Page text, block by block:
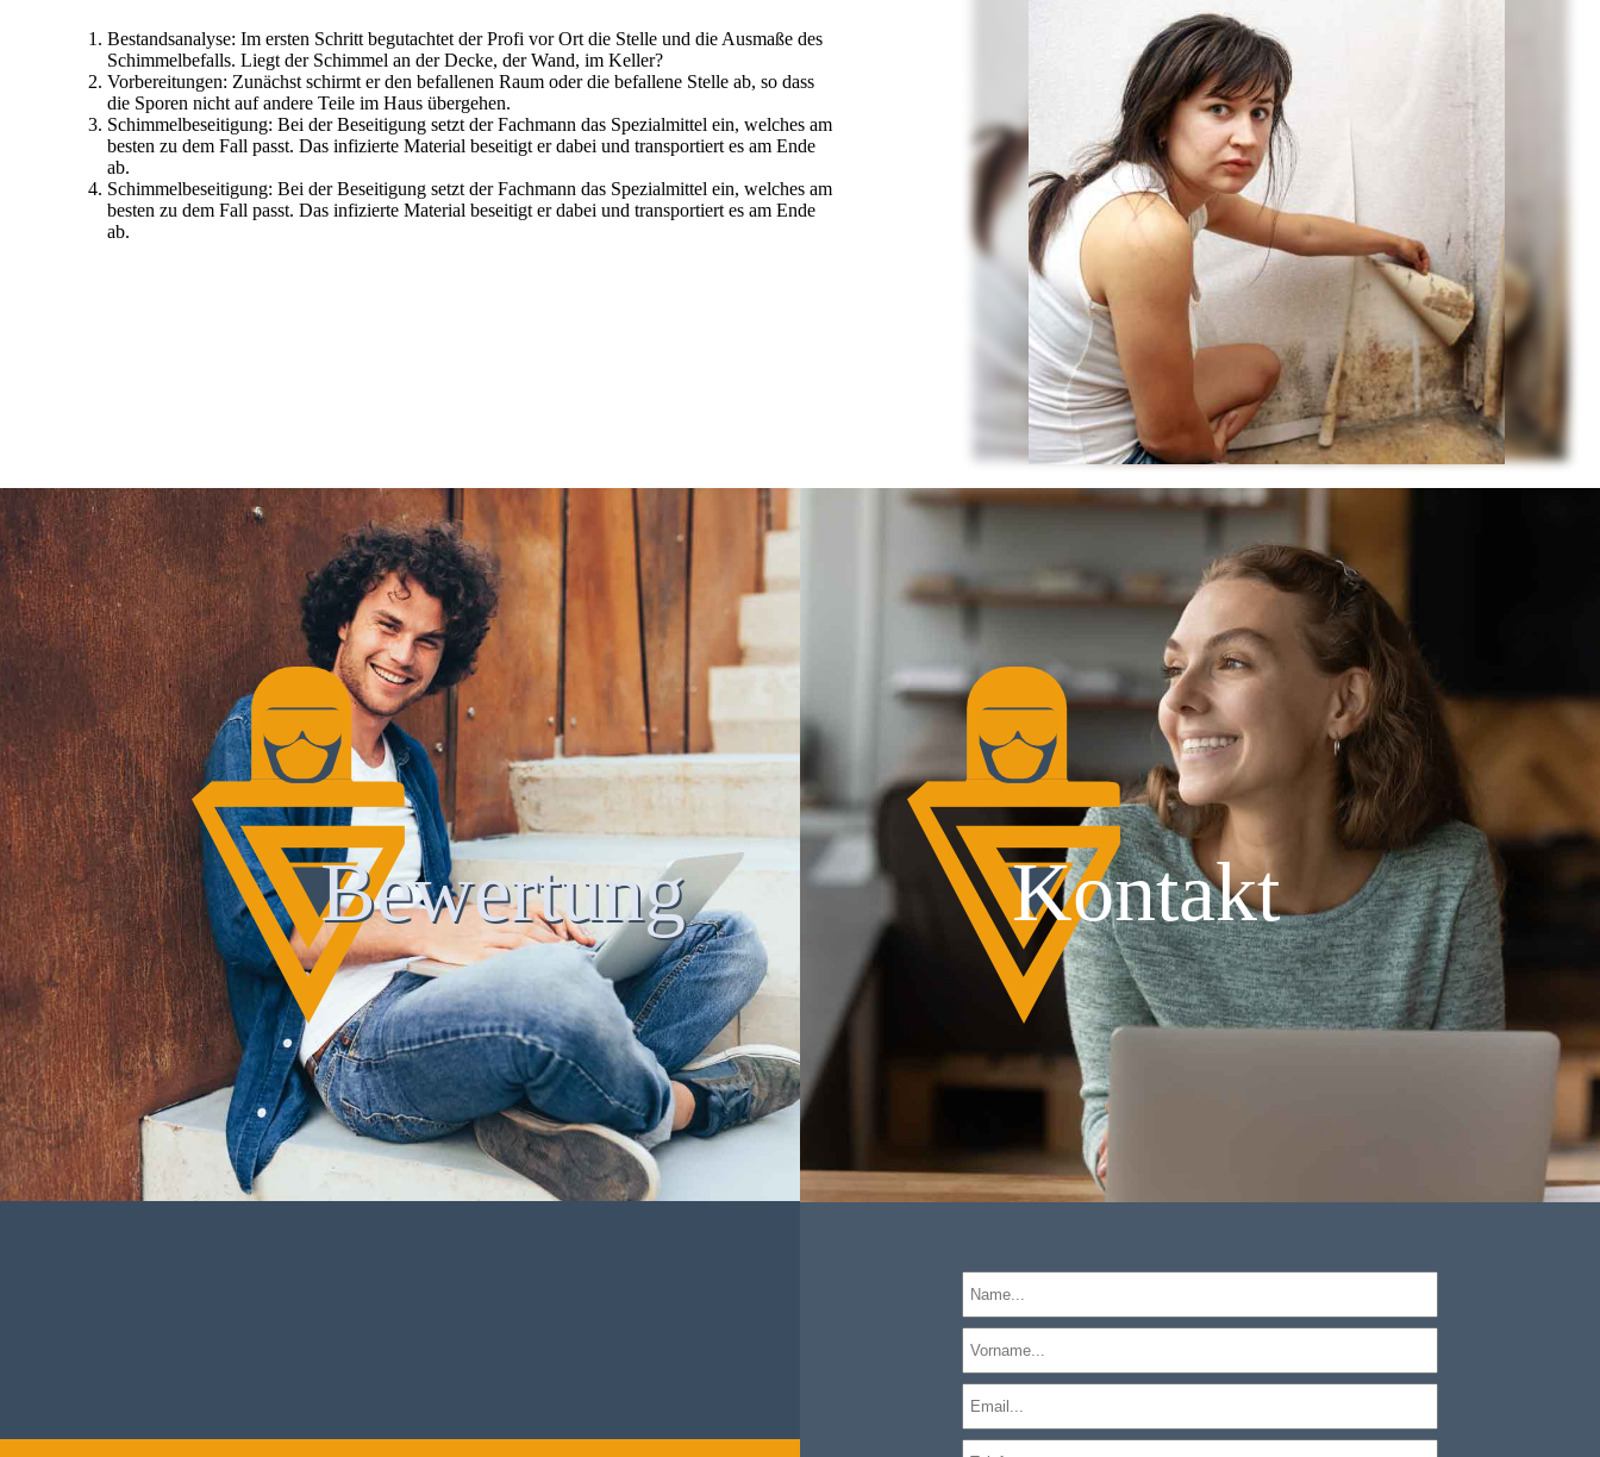
Bestandsanalyse: Im ersten Schritt begutachtet der Profi vor Ort die Stelle und die Ausmaße des
Schimmelbefalls. Liegt der Schimmel an der Decke, der Wand, im Keller?
Vorbereitungen: Zunächst schirmt er den befallenen Raum oder die befallene Stelle ab, so dass
die Sporen nicht auf andere Teile im Haus übergehen.
Schimmelbeseitigung: Bei der Beseitigung setzt der Fachmann das Spezialmittel ein, welches am
besten zu dem Fall passt. Das infizierte Material beseitigt er dabei und transportiert es am Ende
ab.
Schimmelbeseitigung: Bei der Beseitigung setzt der Fachmann das Spezialmittel ein, welches am
besten zu dem Fall passt. Das infizierte Material beseitigt er dabei und transportiert es am Ende
ab.
Bewertung Kontakt